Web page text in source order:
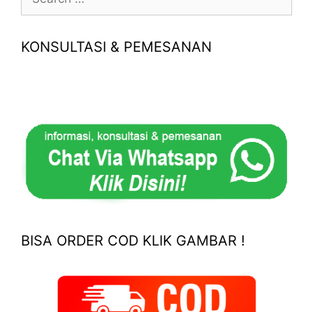
for:
KONSULTASI & PEMESANAN
BISA ORDER COD KLIK GAMBAR !